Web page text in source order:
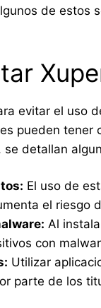
de estos
evitar el uso
pueden
se detallan
El uso de
el riesgo
Al
con
Utilizar
parte de los